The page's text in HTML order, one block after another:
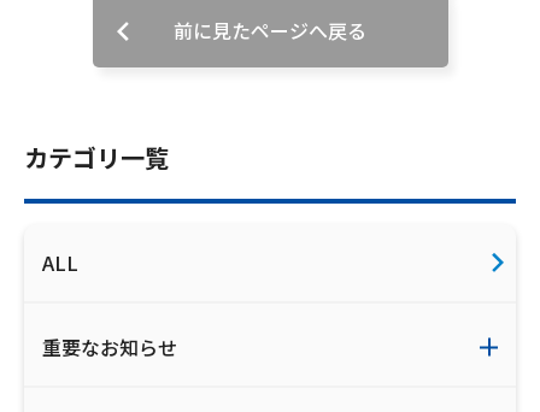
ウェブサイトのご利用について
放送基準
安全・安心マーク
カテゴリ一覧
ALL
重要なお知らせ
前に見たページへ戻る